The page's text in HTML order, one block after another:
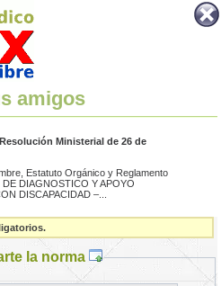
amigos
Ministerial de 26 de
Estatuto Orgánico y Reglamento
DIAGNOSTICO Y APOYO
DISCAPACIDAD –...
la norma